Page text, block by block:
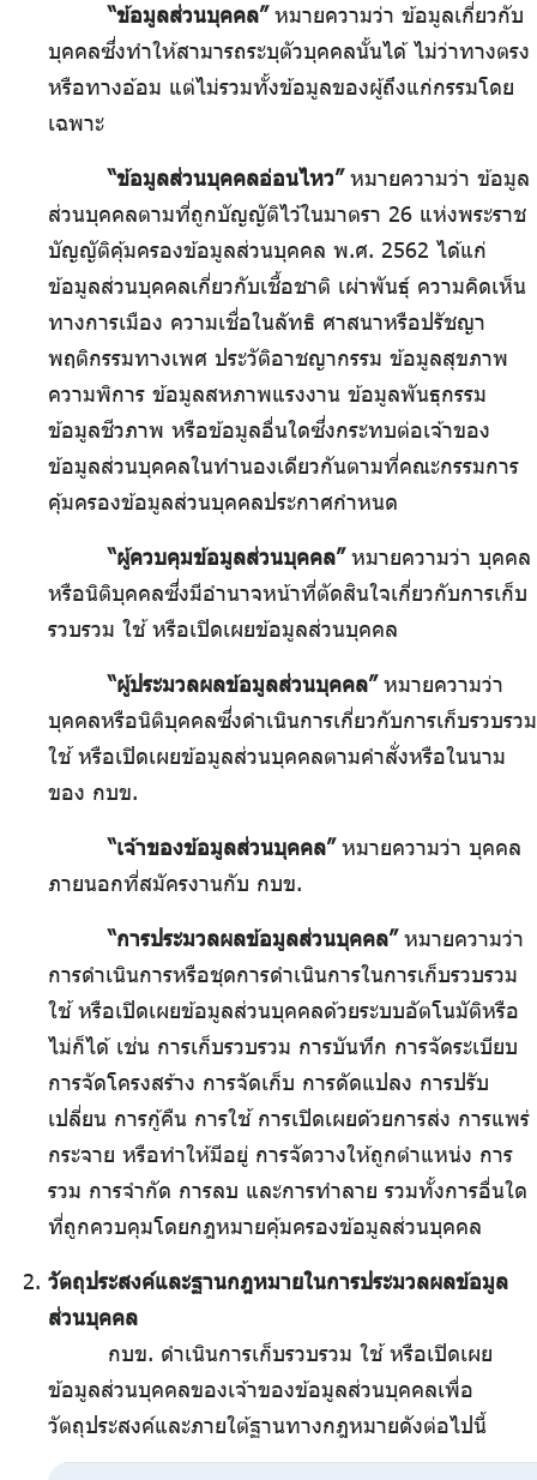
“ข้อมูลส่วนบุคคล”หมายความว่า ข้อมูลเกี่ยวกับ
บุคคลซึ่งทำให้สามารถระบุตัวบุคคลนั้นได้ ไม่ว่าทางตรง
หรือทางอ้อม แต่ไม่รวมทั้งข้อมูลของผู้ถึงแก่กรรมโดย
เฉพาะ
“ข้อมูลส่วนบุคคลอ่อนไหว”หมายความว่า ข้อมูล
ส่วนบุคคลตามที่ถูกบัญญัติไว้ในมาตรา 26 แห่งพระราช
บัญญัติคุ้มครองข้อมูลส่วนบุคคล พ.ศ. 2562 ได้แก่
ข้อมูลส่วนบุคคลเกี่ยวกับเชื้อชาติ เผ่าพันธุ์ ความคิดเห็น
ทางการเมือง ความเชื่อในลัทธิ ศาสนาหรือปรัชญา
พฤติกรรมทางเพศ ประวัติอาชญากรรม ข้อมูลสุขภาพ
ความพิการ ข้อมูลสหภาพแรงงาน ข้อมูลพันธุกรรม
ข้อมูลชีวภาพ หรือข้อมูลอื่นใดซึ่งกระทบต่อเจ้าของ
ข้อมูลส่วนบุคคลในทำนองเดียวกันตามที่คณะกรรมการ
คุ้มครองข้อมูลส่วนบุคคลประกาศกำหนด
“ผู้ควบคุมข้อมูลส่วนบุคคล”หมายความว่า บุคคล
หรือนิติบุคคลซึ่งมีอำนาจหน้าที่ตัดสินใจเกี่ยวกับการเก็บ
รวบรวม ใช้ หรือเปิดเผยข้อมูลส่วนบุคคล
“ผู้ประมวลผลข้อมูลส่วนบุคคล”หมายความว่า
บุคคลหรือนิติบุคคลซึ่งดำเนินการเกี่ยวกับการเก็บรวบรวม
ใช้ หรือเปิดเผยข้อมูลส่วนบุคคลตามคำสั่งหรือในนาม
ของ กบข.
“เจ้าของข้อมูลส่วนบุคคล”หมายความว่า บุคคล
ภายนอกที่สมัครงานกับ กบข.
“การประมวลผลข้อมูลส่วนบุคคล”หมายความว่า
การดำเนินการหรือชุดการดำเนินการในการเก็บรวบรวม
ใช้ หรือเปิดเผยข้อมูลส่วนบุคคลด้วยระบบอัตโนมัติหรือ
ไม่ก็ได้ เช่น การเก็บรวบรวม การบันทึก การจัดระเบียบ
การจัดโครงสร้าง การจัดเก็บ การดัดแปลง การปรับ
เปลี่ยน การกู้คืน การใช้ การเปิดเผยด้วยการส่ง การแพร่
กระจาย หรือทำให้มีอยู่ การจัดวางให้ถูกตำแหน่ง การ
รวม การจำกัด การลบ และการทำลาย รวมทั้งการอื่นใด
ที่ถูกควบคุมโดยกฎหมายคุ้มครองข้อมูลส่วนบุคคล
วัตถุประสงค์และฐานกฎหมายในการประมวลผลข้อมูล
ส่วนบุคคล
กบข. ดำเนินการเก็บรวบรวม ใช้ หรือเปิดเผย
ข้อมูลส่วนบุคคลของเจ้าของข้อมูลส่วนบุคคลเพื่อ
วัตถุประสงค์และภายใต้ฐานทางกฎหมายดังต่อไปนี้